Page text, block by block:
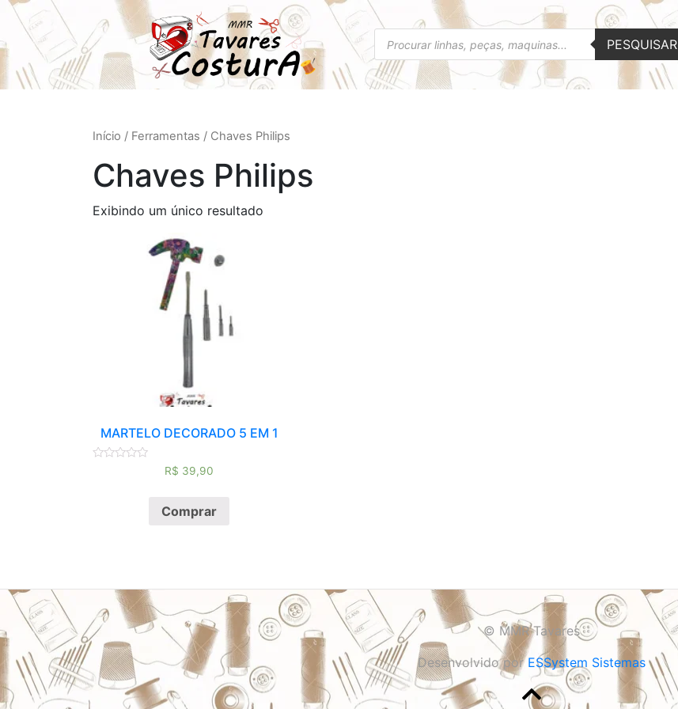
Pesquisar
produtos
PESQUISAR
Início / Ferramentas / Chaves Philips
Chaves Philips
Exibindo um único resultado
MARTELO DECORADO 5 EM 1
R$ 39,90
Comprar
© MMR Tavares
Desenvolvido porESSystem Sistemas